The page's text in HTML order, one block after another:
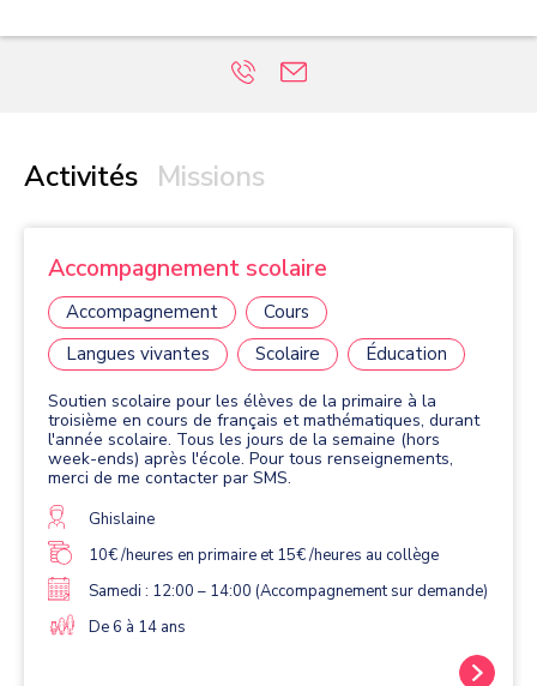
Activités Missions
Accompagnement scolaire
Accompagnement
Cours
Langues vivantes
Scolaire Éducation
Soutien scolaire pour les élèves de la primaire à la
troisième en cours de français et mathématiques, durant
l'année scolaire. Tous les jours de la semaine (hors
week-ends) après l'école. Pour tous renseignements,
merci de me contacter par SMS.
Ghislaine
10€ /heures en primaire et 15€ /heures au collège
Samedi : 12:00 – 14:00 (Accompagnement sur demande)
De 6 à 14 ans